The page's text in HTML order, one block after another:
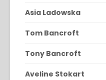
Asia Ladowska
Tom Bancroft
Tony Bancroft
Aveline Stokart